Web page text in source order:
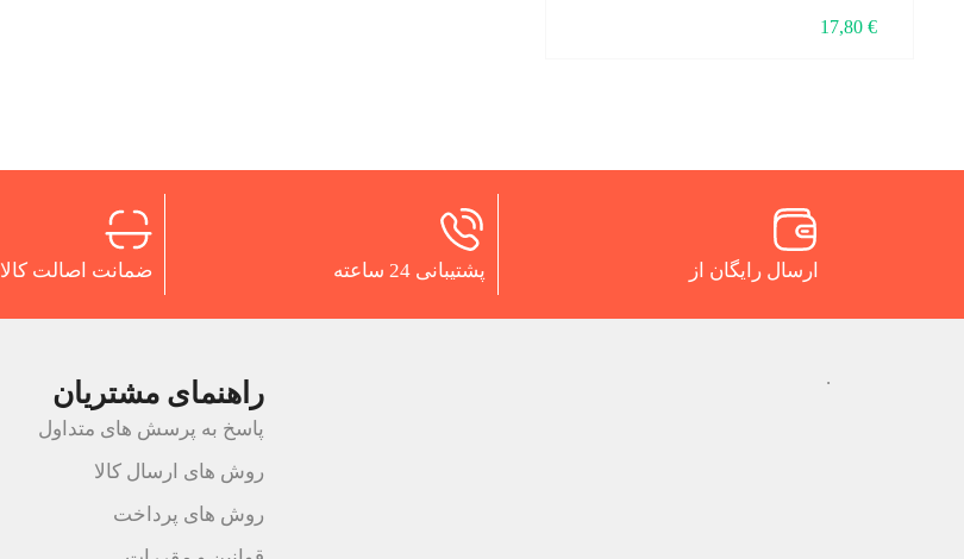
17,80 €
ارسال رایگان از پشتیبانی 24 ساعته ضمانت اصالت کالا
. راهنمای مشتریان
پاسخ به پرسش های متداول
روش های ارسال کالا
روش های پرداخت